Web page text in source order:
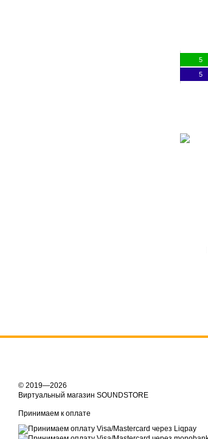
5
5
© 2019—2026
Виртуальный магазин SOUNDSTORE
Принимаем к оплате